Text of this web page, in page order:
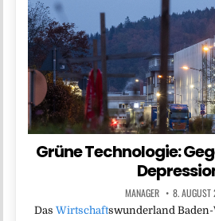
Grüne Technologie:
MANAGER 8.
Das Wirtschaftswunderland